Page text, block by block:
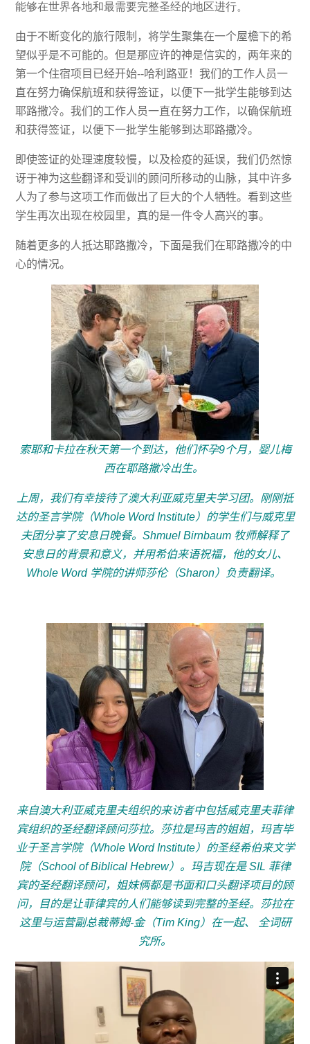
能够在世界各地和最需要完整圣经的地区进行。
由于不断变化的旅行限制，将学生聚集在一个屋檐下的希
望似乎是不可能的。但是那应许的神是信实的，两年来的
第一个住宿项目已经开始--哈利路亚！我们的工作人员一
直在努力确保航班和获得签证，以便下一批学生能够到达
耶路撒冷。我们的工作人员一直在努力工作，以确保航班
和获得签证，以便下一批学生能够到达耶路撒冷。
即使签证的处理速度较慢，以及检疫的延误，我们仍然惊
讶于神为这些翻译和受训的顾问所移动的山脉，其中许多
人为了参与这项工作而做出了巨大的个人牺牲。看到这些
学生再次出现在校园里，真的是一件令人高兴的事。
随着更多的人抵达耶路撒冷，下面是我们在耶路撒冷的中
心的情况。
索耶和卡拉在秋天第一个到达，他们怀孕9个月，婴儿梅
西在耶路撒冷出生。
上周，我们有幸接待了澳大利亚威克里夫学习团。刚刚抵
达的圣言学院（Whole Word Institute）的学生们与威克里
夫团分享了安息日晚餐。Shmuel Birnbaum 牧师解释了
安息日的背景和意义，并用希伯来语祝福，他的女儿、
Whole Word 学院的讲师莎伦（Sharon）负责翻译。
来自澳大利亚威克里夫组织的来访者中包括威克里夫菲律
宾组织的圣经翻译顾问莎拉。莎拉是玛吉的姐姐，玛吉毕
业于圣言学院（Whole Word Institute）的圣经希伯来文学
院（School of Biblical Hebrew）。玛吉现在是 SIL 菲律
宾的圣经翻译顾问，姐妹俩都是书面和口头翻译项目的顾
问，目的是让菲律宾的人们能够读到完整的圣经。莎拉在
这里与运营副总裁蒂姆-金（Tim King）在一起、
全词研
究所。